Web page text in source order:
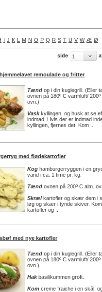
I J K L M N O P Q R S T U V W Æ Ø
side
remoulade og fritter
Tænd op i din kuglegrill. (Eller
ovnen på 180º C varmluft/ 200º
ovn.)
Vaskkyllingen, og husk at se
indmad. Hvis der er indmad
kyllingen, fjernes det. Kom ...
med flødekartofler
Kog hamburgerryggen i en
vand i ca. 1 time pr. kg.
Tænd ovnen på 200º C alm.
Skrælkartofler og skær dem i
løg og skær i tynde skiver. Kom
kartofler og ...
med nye kartofler
Tænd op i din kuglegrill. (Eller
ovnen på 180º C varmluft/ 200º
ovn.)
Hakbasilikummen groft.
Kom creme fraiche i en skål, og